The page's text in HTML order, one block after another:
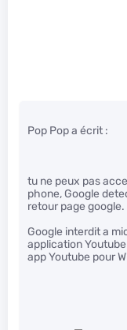
Pop Pop a écrit :
tu ne peux pas
phone, Google
retour page google.
Google interdit a
application
app Youtube pour